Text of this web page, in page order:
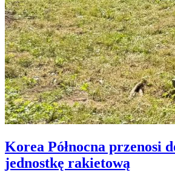
Korea Północna przenosi
jednostkę rakietową